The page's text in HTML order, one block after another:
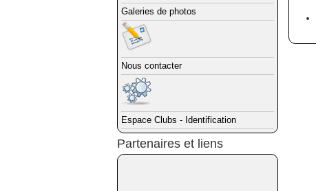
Galeries de photos
Nous contacter
Espace Clubs - Identification
Partenaires et liens